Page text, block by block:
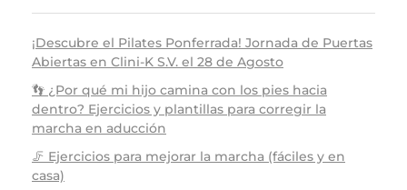
¡Descubre el Pilates Ponferrada! Jornada de Puertas
Abiertas en Clini-K S.V. el 28 de Agosto
👣 ¿Por qué mi hijo camina con los pies hacia
dentro? Ejercicios y plantillas para corregir la
marcha en aducción
🦵 Ejercicios para mejorar la marcha (fáciles y en
casa)